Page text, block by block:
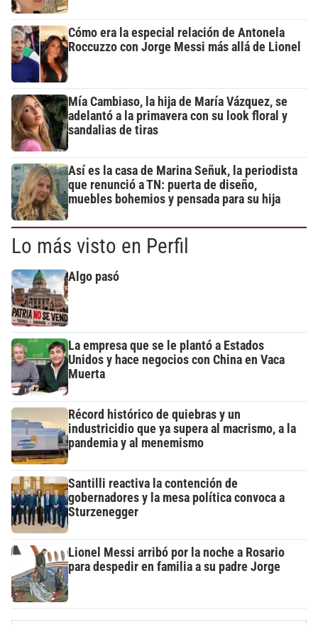
Cómo era la especial relación de Antonela
Roccuzzo con Jorge Messi más allá de Lionel
Mía Cambiaso, la hija de María Vázquez, se
adelantó a la primavera con su look floral y
sandalias de tiras
Así es la casa de Marina Señuk, la periodista
que renunció a TN: puerta de diseño,
muebles bohemios y pensada para su hija
Lo más visto en Perfil
Algo pasó
La empresa que se le plantó a Estados
Unidos y hace negocios con China en Vaca
Muerta
Récord histórico de quiebras y un
industricidio que ya supera al macrismo, a la
pandemia y al menemismo
Santilli reactiva la contención de
gobernadores y la mesa política convoca a
Sturzenegger
Lionel Messi arribó por la noche a Rosario
para despedir en familia a su padre Jorge